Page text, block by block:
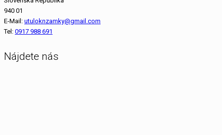
940 01
E-Mail: utuloknzamky@gmail.com
Tel: 0917 988 691
Nájdete nás